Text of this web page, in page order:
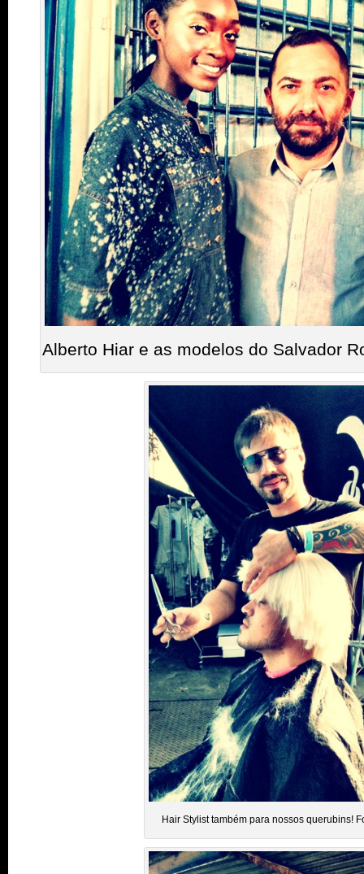
Alberto Hiar e as modelos do Salvador
Hair Stylist também para nossos querubins!